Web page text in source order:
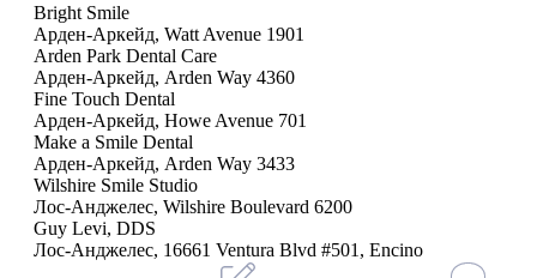
Bright Smile
Арден-Аркейд, Watt Avenue 1901
Arden Park Dental Care
Арден-Аркейд, Arden Way 4360
Fine Touch Dental
Арден-Аркейд, Howe Avenue 701
Make a Smile Dental
Арден-Аркейд, Arden Way 3433
Wilshire Smile Studio
Лос-Анджелес, Wilshire Boulevard 6200
Guy Levi, DDS
Лос-Анджелес, 16661 Ventura Blvd #501, Encino